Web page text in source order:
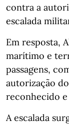
contra a
escalada
Em resposta,
marítimo e
passagens,
autorização
reconhecido e
A escalada